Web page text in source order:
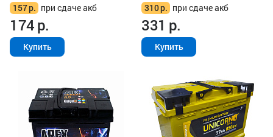
157р. при сдаче акб
174р.
Купить
310р. при сдаче акб
331 р.
Купить